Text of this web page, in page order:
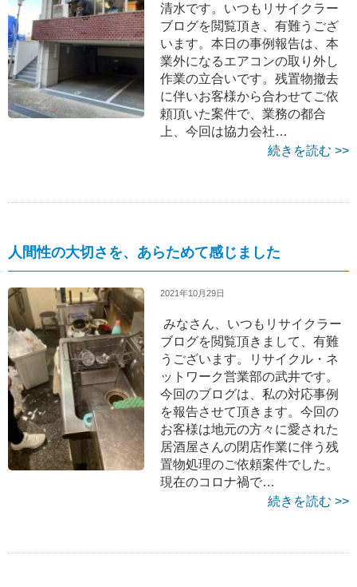
清水です。いつもリサイクラー
ブログを閲覧頂き、有難うござ
います。本日の事例報告は、本
業外になるエアコンの取り外し
作業の立合いです。残置物撤去
に伴いお客様から合わせてご依
頼頂いた案件で、業務の都合
上、今回は協力会社…
続きを読む >>
人間性の大切さを、あらためて感じました
2021年10月29日
みなさん、いつもリサイクラー
ブログを閲覧頂きまして、有難
うございます。リサイクル・ネ
ットワーク営業部の武井です。
今回のブログは、私の対応事例
を報告させて頂きます。今回の
お客様は地元の方々に愛された
居酒屋さんの閉店作業に伴う残
置物処理のご依頼案件でした。
現在のコロナ禍で…
続きを読む >>